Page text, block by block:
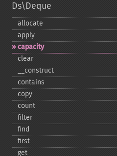
Ds\Deque
allocate
apply
capacity
clear
_​_​construct
contains
copy
count
filter
find
first
get